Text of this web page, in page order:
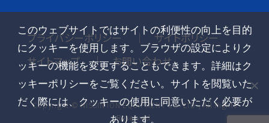
Copyright © NISSIN ION EQUIPMENT CO. LTD., All Rights
Reserved.
プライバシーポリシー
サイトポリシー
サイトマップ
お問い合わせ
このウェブサイトではサイトの利便性の向上を目的
にクッキーを使用します。ブラウザの設定によりク
ッキーの機能を変更することもできます。詳細はク
ッキーポリシーをご覧ください。サイトを閲覧いた
だく際には、クッキーの使用に同意いただく必要が
あります。